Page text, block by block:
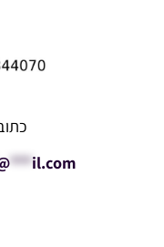
***il.com